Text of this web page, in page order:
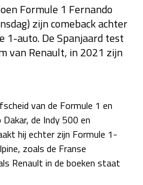
30 okt - 01 nov
za 22:00 - 23:00
zo 21:00 - 23:00
za 19:00 - 20:00
zo 18:00 - 20:00
za 05:00 - 06:00
04 - 06 dec
Formule 1 Fernando
zijn comeback achter
1-auto. De Spanjaard test
van Renault, in 2021 zijn
van de Formule 1 en
de Indy 500 en
hij echter zijn Formule 1-
zoals de Franse
Renault in de boeken staat